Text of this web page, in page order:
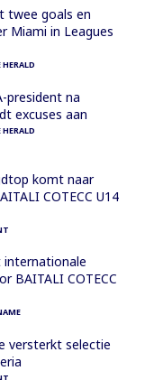
twee goals en
Miami in Leagues
president na
excuses aan
komt naar
COTECC U14
internationale
BAITALI COTECC
versterkt selectie